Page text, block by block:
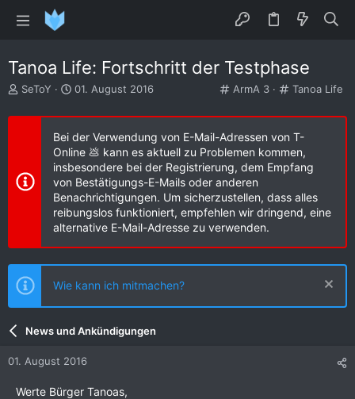
Tanoa Life: Fortschritt der Testphase
K
t
e
g
o
r
i
e
ArmA 3
K
t
e
g
o
r
e
Tanoa Life
E
s
l
e
SeToY
E
s
t
e
l
l
t
a
m
01. August 2016
Bei der Verwendung von E-Mail-Adressen von T-
Online 💩 kann es aktuell zu Problemen kommen,
insbesondere bei der Registrierung, dem Empfang
von Bestätigungs-E-Mails oder anderen
Benachrichtigungen. Um sicherzustellen, dass alles
reibungslos funktioniert, empfehlen wir dringend, eine
alternative E-Mail-Adresse zu verwenden.
Wie kann ich mitmachen?
News und Ankündigungen
01. August 2016
Werte Bürger Tanoas,